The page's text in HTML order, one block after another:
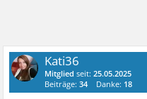
Kati36
Mitglied seit:25.05.2025
Beiträge:34 Danke: 18